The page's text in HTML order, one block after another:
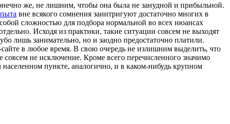
же, не лишним, чтобы она была не занудной и прибыльной.
вне всякого сомнения заинтригуют достаточно многих в
сложностью для подбора нормальной во всех нюансах
Исходя из практики, такие ситуации совсем не выходят
лишь занимательно, но и заодно предостаточно платили.
в любое время. В свою очередь не излишним выделить, что
не исключение. Кроме всего перечисленного значимо
пункте, аналогично, и в каком-нибудь крупном